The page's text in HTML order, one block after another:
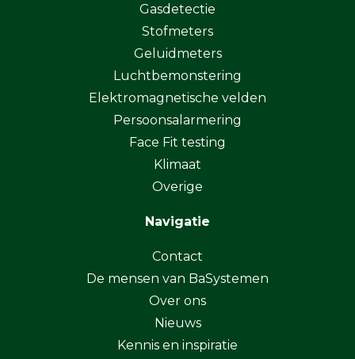
Gasdetectie
Stofmeters
Geluidmeters
Luchtbemonstering
Elektromagnetische velden
Persoonsalarmering
Face Fit testing
Klimaat
Overige
Navigatie
Contact
De mensen van BaSystemen
Over ons
Nieuws
Kennis en inspiratie